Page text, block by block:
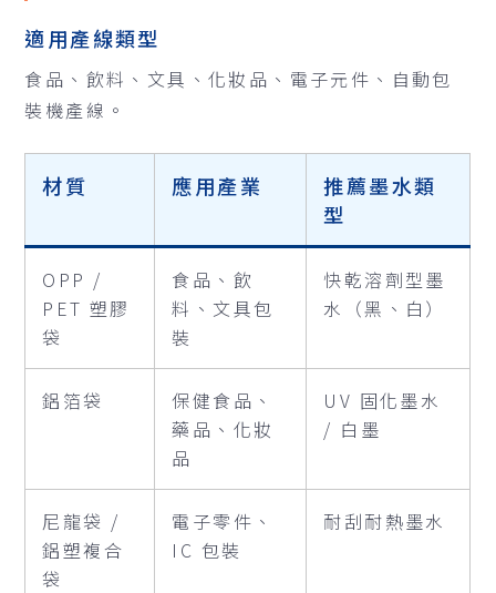
適用產線類型
食品、飲料、文具、化妝品、電子元件、自動包
裝機產線。
材質 應用產業
推薦墨水類
型
OPP /
PET 塑膠
袋
食品、飲
料、文具包
裝
快乾溶劑型墨
水（黑、白）
鋁箔袋
保健食品、
藥品、化妝
品
UV 固化墨水
/ 白墨
尼龍袋 /
鋁塑複合
袋
電子零件、
IC 包裝
耐刮耐熱墨水